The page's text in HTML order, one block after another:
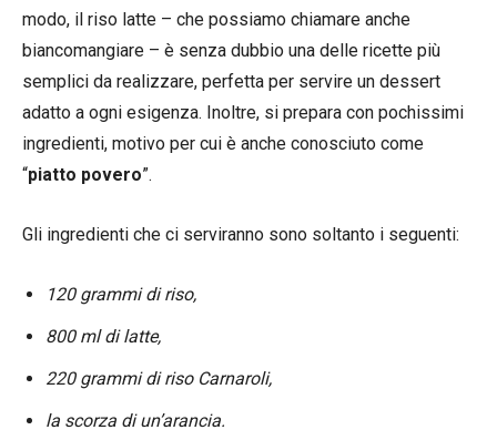
modo, il riso latte – che possiamo chiamare anche
biancomangiare – è senza dubbio una delle ricette più
semplici da realizzare, perfetta per servire un dessert
adatto a ogni esigenza. Inoltre, si prepara con pochissimi
ingredienti, motivo per cui è anche conosciuto come
“piatto povero”.
Gli ingredienti che ci serviranno sono soltanto i seguenti:
120 grammi di riso,
800 ml di latte,
220 grammi di riso Carnaroli,
la scorza di un’arancia.